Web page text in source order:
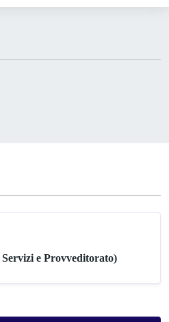
e Provveditorato)